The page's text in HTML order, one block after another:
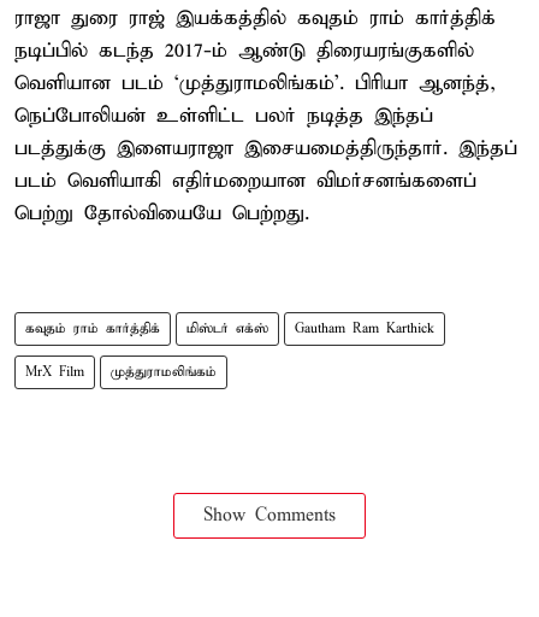
ராஜா துரை ராஜ் இயக்கத்தில் கவுதம் ராம் கார்த்திக்
நடிப்பில் கடந்த 2017-ம் ஆண்டு திரையரங்குகளில்
வெளியான படம் ‘முத்துராமலிங்கம்’. பிரியா ஆனந்த்,
நெப்போலியன் உள்ளிட்ட பலர் நடித்த இந்தப்
படத்துக்கு இளையராஜா இசையமைத்திருந்தார். இந்தப்
படம் வெளியாகி எதிர்மறையான விமர்சனங்களைப்
பெற்று தோல்வியையே பெற்றது.
கவுதம் ராம் கார்த்திக் மிஸ்டர் எக்ஸ் Gautham Ram Karthick
MrX Film முத்துராமலிங்கம்
Show Comments